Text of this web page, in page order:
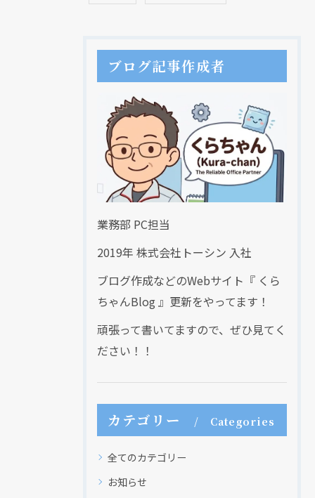
ブログ記事作成者
業務部 PC担当
2019年 株式会社トーシン 入社
ブログ作成などのWebサイト『 くら
ちゃんBlog 』更新をやってます！
頑張って書いてますので、ぜひ見てく
ださい！！
カテゴリー Categories
全てのカテゴリー
お知らせ